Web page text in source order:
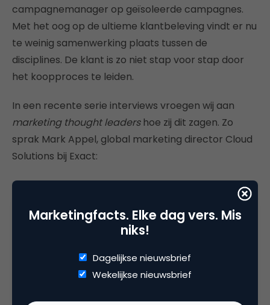
campagnemanager op geïsoleerde campagnes.
Met het oog op de ultieme klantbeleving vindt er nu
te weinig samenwerking plaats tussen de
disciplines. De klant is zo niet stap voor stap door
het koopproces te leiden.
In een recente serie interviews vroegen wij aan
marketing thought leadershoe zij dit zagen. Zo
sprak Mark Appel, global marketing director Cloud
Solutions bij Exact:
Mijn ideale B2B-marketingteam
zou komend jaar bestaan uit
teams die zich bezighouden met
Marketingfacts. Elke dag vers. Mis
niks!
Dagelijkse nieuwsbrief
Wekelijkse nieuwsbrief